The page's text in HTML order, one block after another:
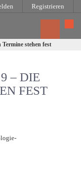
Registrieren
Termine stehen fest
– DIE
FEST